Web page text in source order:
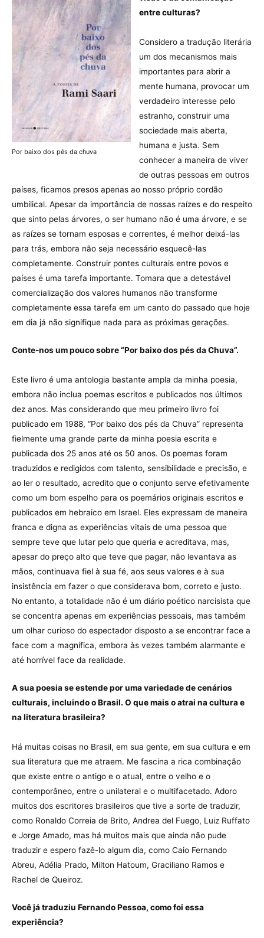
Por baixo dos pés da chuva
entre culturas?
Considero a tradução literária
um dos mecanismos mais
importantes para abrir a
mente humana, provocar um
verdadeiro interesse pelo
estranho, construir uma
sociedade mais aberta,
humana e justa. Sem
conhecer a maneira de viver
de outras pessoas em outros
países, ficamos presos apenas ao nosso próprio cordão
umbilical. Apesar da importância de nossas raízes e do respeito
que sinto pelas árvores, o ser humano não é uma árvore, e se
as raízes se tornam esposas e correntes, é melhor deixá-las
para trás, embora não seja necessário esquecê-las
completamente. Construir pontes culturais entre povos e
países é uma tarefa importante. Tomara que a detestável
comercialização dos valores humanos não transforme
completamente essa tarefa em um canto do passado que hoje
em dia já não signifique nada para as próximas gerações.
Conte-nos um pouco sobre “Por baixo dos pés da Chuva”.
Este livro é uma antologia bastante ampla da minha poesia,
embora não inclua poemas escritos e publicados nos últimos
dez anos. Mas considerando que meu primeiro livro foi
publicado em 1988, “Por baixo dos pés da Chuva” representa
fielmente uma grande parte da minha poesia escrita e
publicada dos 25 anos até os 50 anos. Os poemas foram
traduzidos e redigidos com talento, sensibilidade e precisão, e
ao ler o resultado, acredito que o conjunto serve efetivamente
como um bom espelho para os poemários originais escritos e
publicados em hebraico em Israel. Eles expressam de maneira
franca e digna as experiências vitais de uma pessoa que
sempre teve que lutar pelo que queria e acreditava, mas,
apesar do preço alto que teve que pagar, não levantava as
mãos, continuava fiel à sua fé, aos seus valores e à sua
insistência em fazer o que considerava bom, correto e justo.
No entanto, a totalidade não é um diário poético narcisista que
se concentra apenas em experiências pessoais, mas também
um olhar curioso do espectador disposto a se encontrar face a
face com a magnífica, embora às vezes também alarmante e
até horrível face da realidade.
A sua poesia se estende por uma variedade de cenários
culturais, incluindo o Brasil. O que mais o atrai na cultura e
na literatura brasileira?
Há muitas coisas no Brasil, em sua gente, em sua cultura e em
sua literatura que me atraem. Me fascina a rica combinação
que existe entre o antigo e o atual, entre o velho e o
contemporâneo, entre o unilateral e o multifacetado. Adoro
muitos dos escritores brasileiros que tive a sorte de traduzir,
como Ronaldo Correia de Brito, Andrea del Fuego, Luiz Ruffato
e Jorge Amado, mas há muitos mais que ainda não pude
traduzir e espero fazê-lo algum dia, como Caio Fernando
Abreu, Adélia Prado, Milton Hatoum, Graciliano Ramos e
Rachel de Queiroz.
Você já traduziu Fernando Pessoa, como foi essa
experiência?